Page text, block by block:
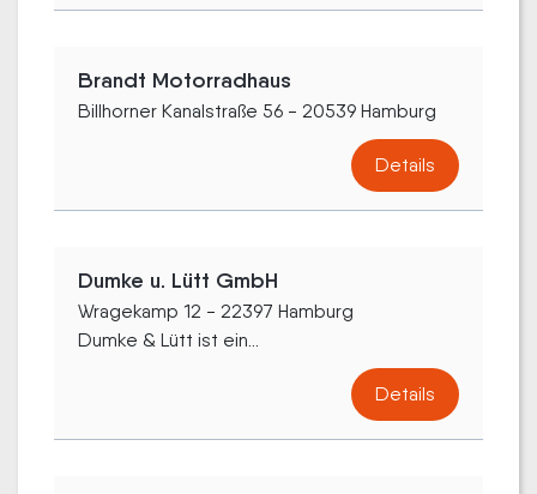
Brandt Motorradhaus
Billhorner Kanalstraße 56 - 20539 Hamburg
Details
Dumke u. Lütt GmbH
Wragekamp 12 - 22397 Hamburg
Dumke & Lütt ist ein...
Details